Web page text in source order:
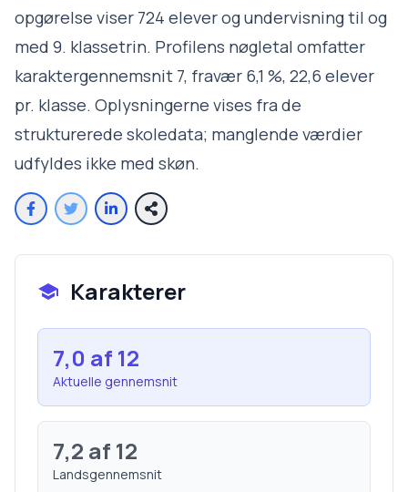
opgørelse viser 724 elever og undervisning til og
med 9. klassetrin. Profilens nøgletal omfatter
karaktergennemsnit 7, fravær 6,1 %, 22,6 elever
pr. klasse. Oplysningerne vises fra de
strukturerede skoledata; manglende værdier
udfyldes ikke med skøn.
Karakterer
7,0 af 12
Aktuelle gennemsnit
7,2 af 12
Landsgennemsnit